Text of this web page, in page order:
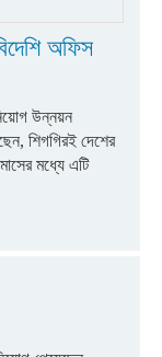
অফিস
উন্নয়ন
শিগগিরই দেশের
মধ্যে এটি